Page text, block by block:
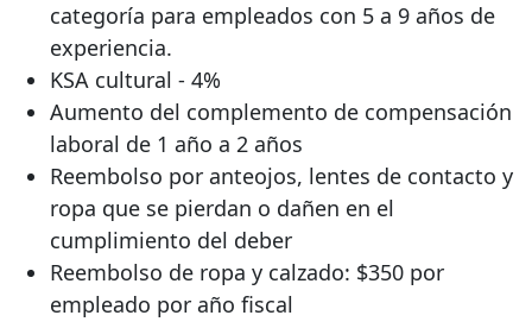
categoría para empleados con 5 a 9 años de
experiencia.
KSA cultural - 4%
Aumento del complemento de compensación
laboral de 1 año a 2 años
Reembolso por anteojos, lentes de contacto y
ropa que se pierdan o dañen en el
cumplimiento del deber
Reembolso de ropa y calzado: $350 por
empleado por año fiscal